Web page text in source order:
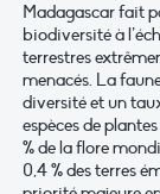
Madagascar fait
biodiversité à
terrestres
menacés. La
diversité et un
espèces de
% de la flore
0,4 % des terres